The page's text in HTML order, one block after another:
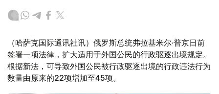
（哈萨克国际通讯社讯）俄罗斯总统弗拉基米尔·普京日前
签署一项法律，扩大适用于外国公民的行政驱逐出境规定。
根据新法，可导致外国公民被行政驱逐出境的行政违法行为
数量由原来的22项增加至45项。